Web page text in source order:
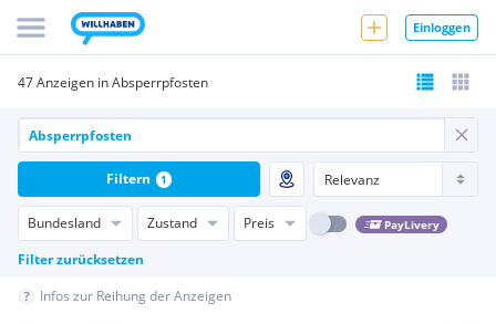
Einloggen
47 Anzeigen in Absperrpfosten
Bundesland Zustand Preis PayLivery
Filter zurücksetzen
Filtern 1
Infos zur Reihung der Anzeigen